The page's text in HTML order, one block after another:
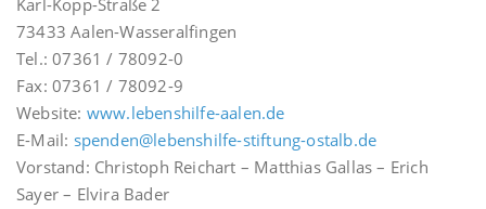
Karl-Kopp-Straße 2
73433 Aalen-Wasseralfingen
Tel.: 07361 / 78092-0
Fax: 07361 / 78092-9
Website: www.lebenshilfe-aalen.de
E-Mail: spenden@lebenshilfe-stiftung-ostalb.de
Vorstand: Christoph Reichart – Matthias Gallas – Erich
Sayer – Elvira Bader